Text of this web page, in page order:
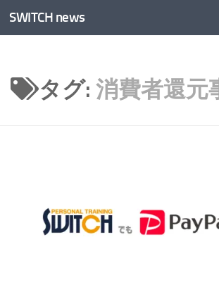
コンテンツへスキップ
SWITCH news
タグ: 消費者還元